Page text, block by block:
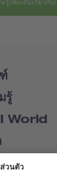
นรู้เพิ่มเติมเกี่ยวกั
รู้
World